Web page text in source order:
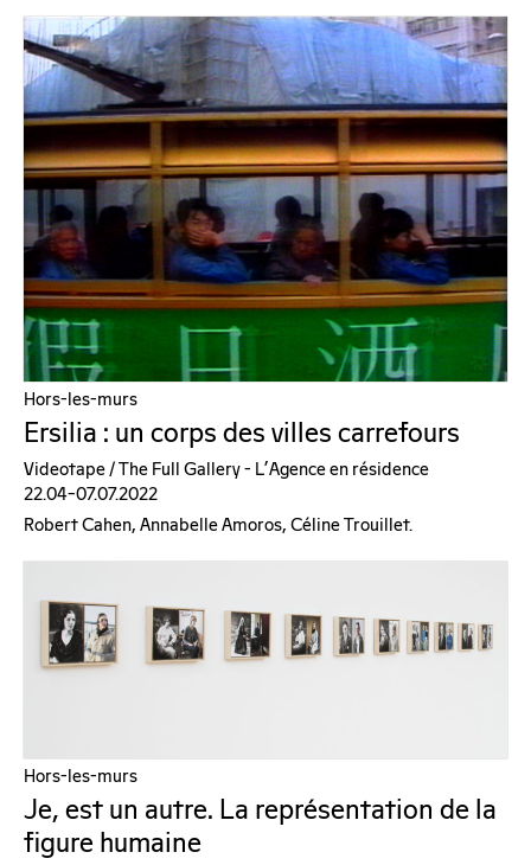
Hors-les-murs
Ersilia : un corps des villes carrefours
Videotape / The Full Gallery - L'Agence en résidence
22.04–07.07.2022
Robert Cahen, Annabelle Amoros, Céline Trouillet.
Hors-les-murs
Je, est un autre. La représentation de la
figure humaine